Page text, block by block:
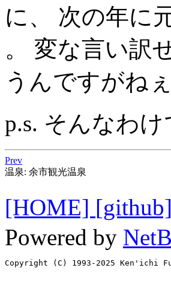
に、 次の年に
。 変な言い訳
うんですがねぇ
p.s. そんなわ
Prev
温泉: 余市観光温泉
[HOME] [github]
Powered by